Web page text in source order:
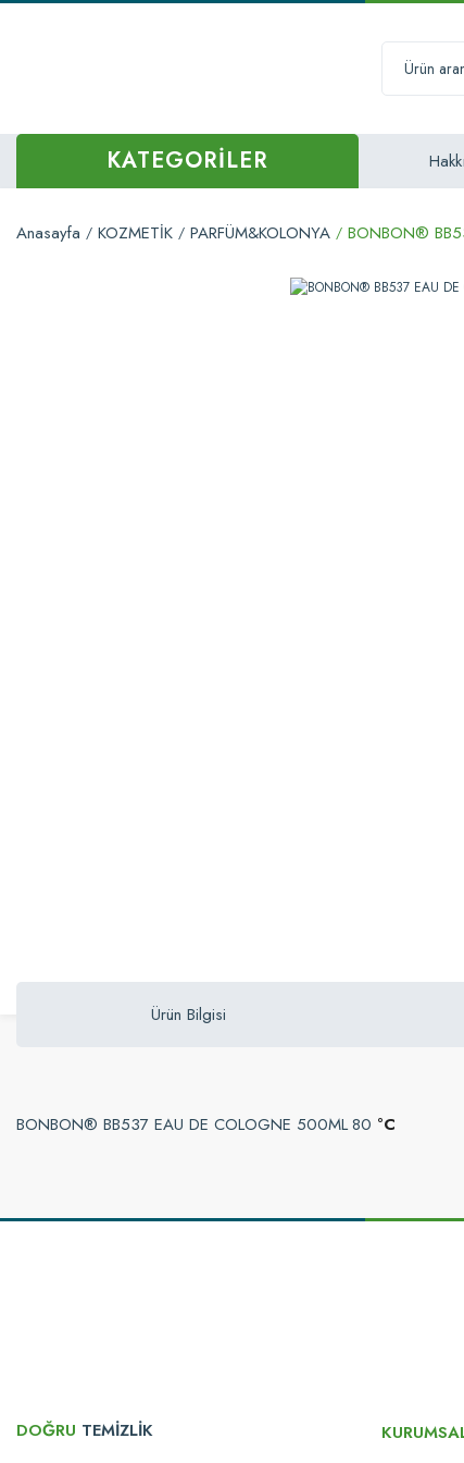
KATEGORİLER
Anasayfa KOZMETİK PARFÜM&KOLONYA BONBON®
Ürün Bilgisi
BONBON® BB537 EAU DE COLOGNE 500ML80 °C
DOĞRU TEMİZLİK